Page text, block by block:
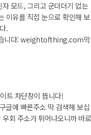
모드, 그리고 군더더기 없는
이유를 직접 눈으로 확인해 보
.
습니다: weightofthing.com막
트 차단창이 뜹니다!
글에 빠른주소 딱 검색해 보십
회 주소가 튀어나오니까 바로